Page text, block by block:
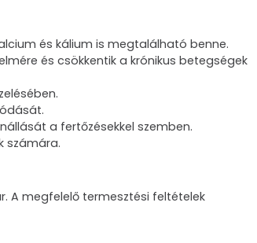
és kálium is megtalálható benne.
és csökkentik a krónikus betegségek
a fertőzésekkel szemben.
számára.
A megfelelő termesztési feltételek